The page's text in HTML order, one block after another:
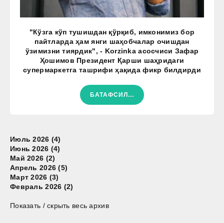
"Кўзга кўп тушишдан қўрқиб, имконимиз бор
пайтларда ҳам янги шаҳобчалар очишдан
ўзимизни тиярдик", - Korzinka асосчиси Зафар
Ҳошимов Президент Қарши шаҳридаги
супермаркетга ташрифи ҳақида фикр билдирди
БАТАФСИЛ...
Июль 2026 (4)
Июнь 2026 (4)
Май 2026 (2)
Апрель 2026 (5)
Март 2026 (3)
Февраль 2026 (2)
Показать / скрыть весь архив